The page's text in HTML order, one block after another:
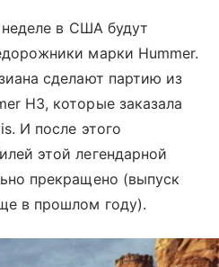
в США будут
марки Hummer.
сделают партию из
H3, которые заказала
И после этого
этой легендарной
прекращено (выпуск
в прошлом году).